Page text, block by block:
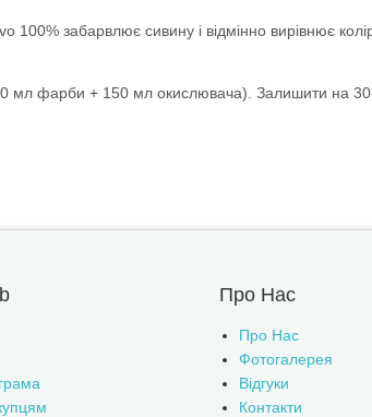
забарвлює сивину і відмінно вирівнює колір
мл фарби + 150 мл окислювача). Залишити на
Про Нас
Про Нас
Фотогалерея
Відгуки
Контакти